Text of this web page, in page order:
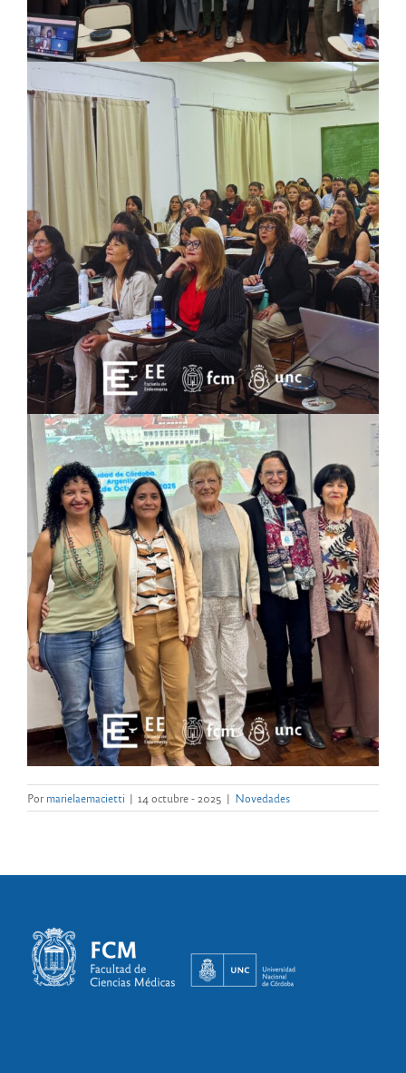
Pormarielaemacietti | 14 octubre - 2025 | Novedades